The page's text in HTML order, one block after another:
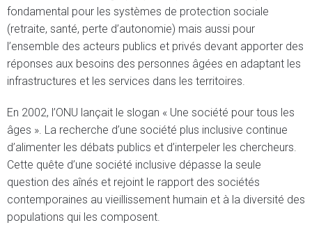
fondamental pour les systèmes de protection sociale
(retraite, santé, perte d’autonomie) mais aussi pour
l’ensemble des acteurs publics et privés devant apporter des
réponses aux besoins des personnes âgées en adaptant les
infrastructures et les services dans les territoires.
En 2002, l’ONU lançait le slogan « Une société pour tous les
âges ». La recherche d’une société plus inclusive continue
d’alimenter les débats publics et d’interpeler les chercheurs.
Cette quête d’une société inclusive dépasse la seule
question des aînés et rejoint le rapport des sociétés
contemporaines au vieillissement humain et à la diversité des
populations qui les composent.